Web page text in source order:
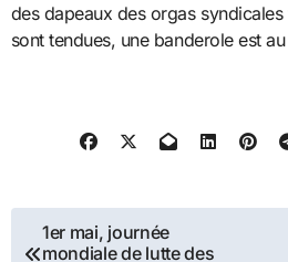
des dapeaux des orgas
sont tendues, une banderole est
Navigation
1er mai, journée
mondiale de lutte des